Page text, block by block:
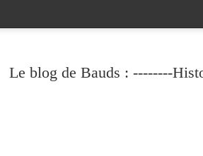
Le blog de Bauds : --------